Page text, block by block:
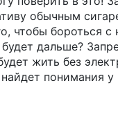
обычным
чтобы бороться
дальше?
жить без
найдет